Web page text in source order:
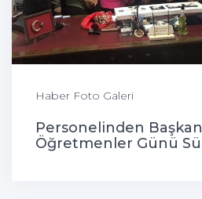
Haber Foto Galeri
Personelinden
Öğretmenler Günü